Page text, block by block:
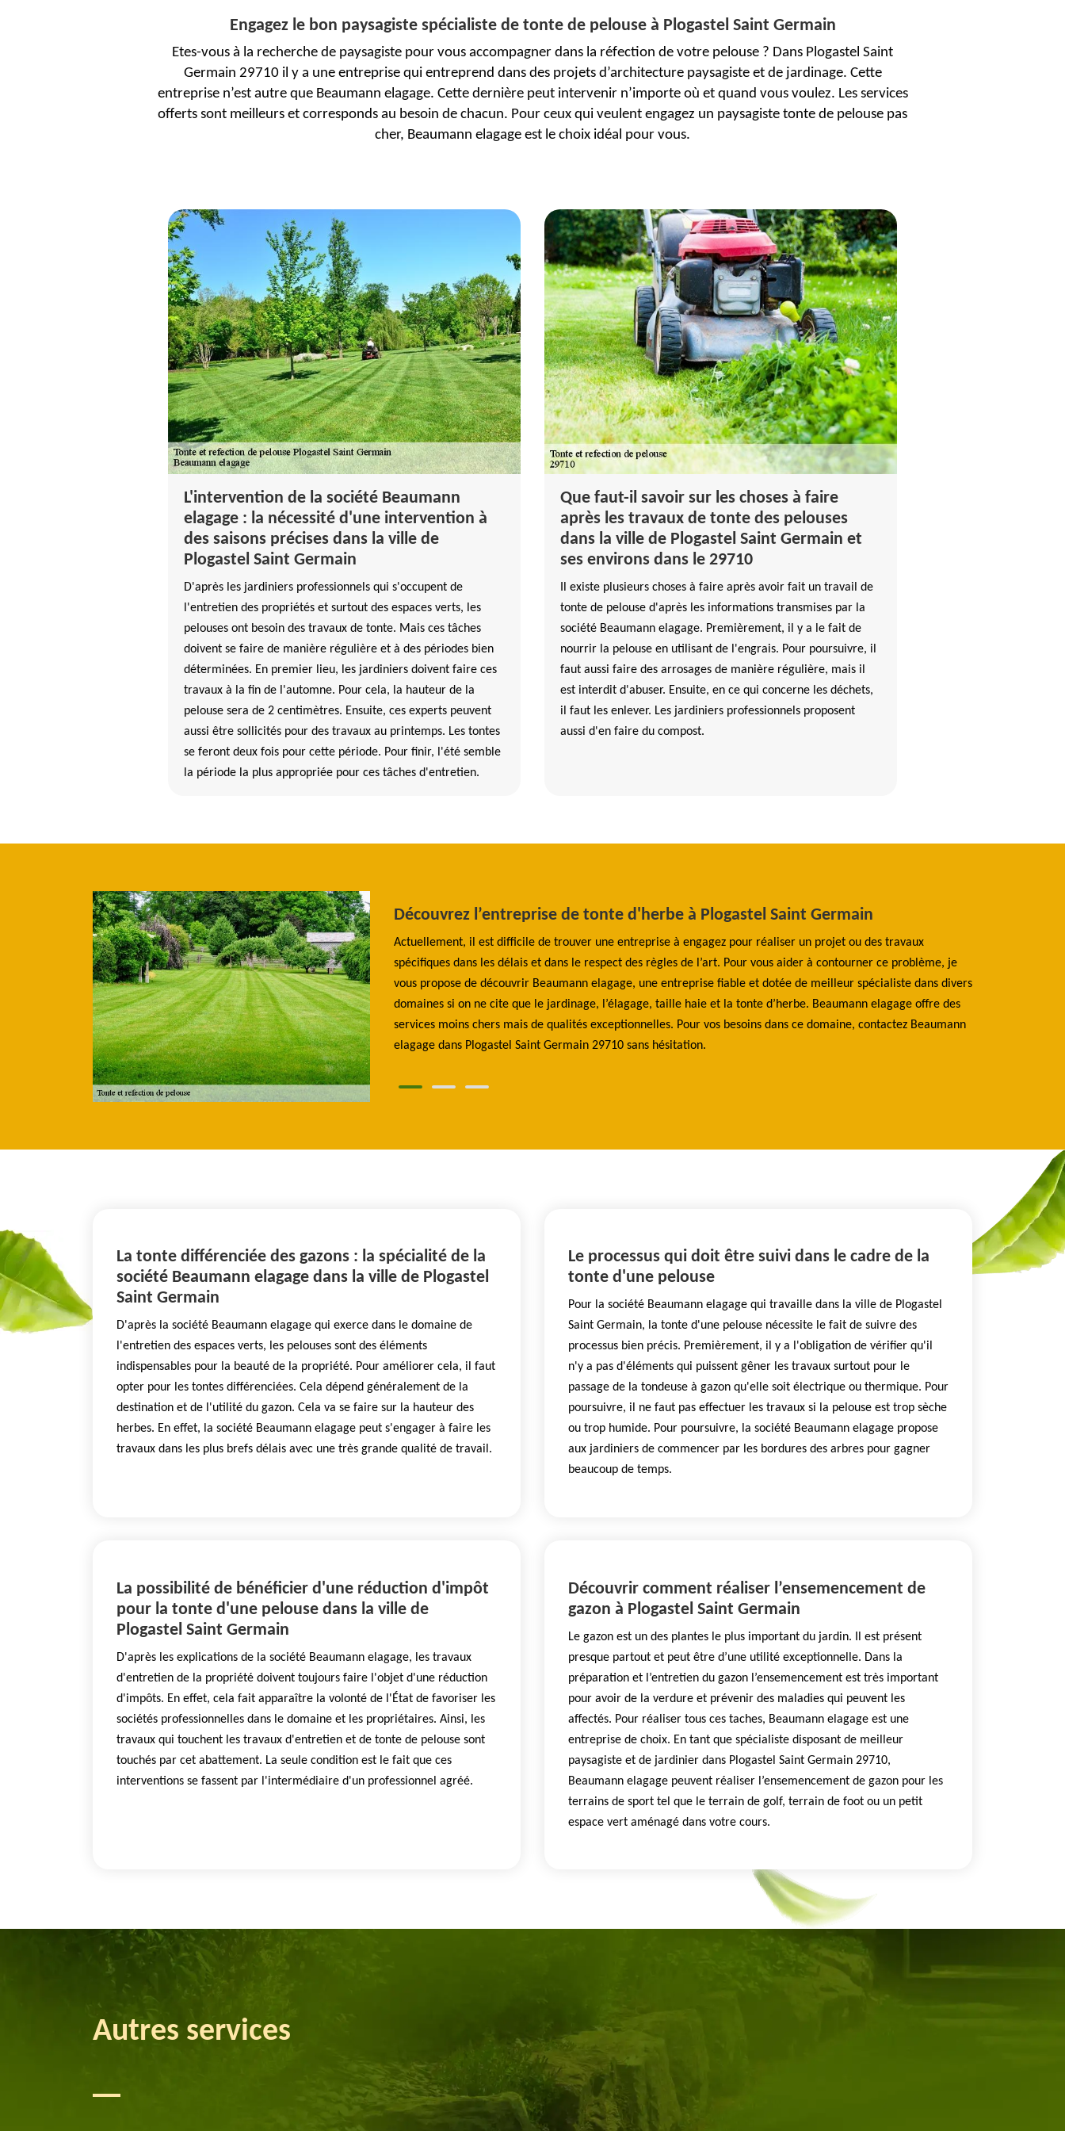
Engagez le bon paysagiste spécialiste de tonte de pelouse à Plogastel Saint Germain
Etes-vous à la recherche de paysagiste pour vous accompagner dans la réfection de votre pelouse ? Dans Plogastel Saint
Germain 29710 il y a une entreprise qui entreprend dans des projets d’architecture paysagiste et de jardinage. Cette
entreprise n’est autre que Beaumann elagage. Cette dernière peut intervenir n’importe où et quand vous voulez. Les services
offerts sont meilleurs et corresponds au besoin de chacun. Pour ceux qui veulent engagez un paysagiste tonte de pelouse pas
cher, Beaumann elagage est le choix idéal pour vous.
L'intervention de la société Beaumann
elagage : la nécessité d'une intervention à
des saisons précises dans la ville de
Plogastel Saint Germain
D'après les jardiniers professionnels qui s'occupent de
l'entretien des propriétés et surtout des espaces verts, les
pelouses ont besoin des travaux de tonte. Mais ces tâches
doivent se faire de manière régulière et à des périodes bien
déterminées. En premier lieu, les jardiniers doivent faire ces
travaux à la fin de l'automne. Pour cela, la hauteur de la
pelouse sera de 2 centimètres. Ensuite, ces experts peuvent
aussi être sollicités pour des travaux au printemps. Les tontes
se feront deux fois pour cette période. Pour finir, l'été semble
la période la plus appropriée pour ces tâches d'entretien.
Que faut-il savoir sur les choses à faire
après les travaux de tonte des pelouses
dans la ville de Plogastel Saint Germain et
ses environs dans le 29710
Il existe plusieurs choses à faire après avoir fait un travail de
tonte de pelouse d'après les informations transmises par la
société Beaumann elagage. Premièrement, il y a le fait de
nourrir la pelouse en utilisant de l'engrais. Pour poursuivre, il
faut aussi faire des arrosages de manière régulière, mais il
est interdit d'abuser. Ensuite, en ce qui concerne les déchets,
il faut les enlever. Les jardiniers professionnels proposent
aussi d'en faire du compost.
aident pendant les travaux de tonte des pelouses
Germain et ses environs dans le 29710
les professionnels pendant leurs interventions de tonte de pelouse
Premièrement, il faut enlever les différents déchets et les éléments qui
ou les jouets qui peuvent être laissés sur cette pelouse peuvent
Les projections peuvent aussi blesser les personnes qui se trouvent
par la bordure des massifs et des constructions dans le jardin.
Découvrez l’entreprise de tonte d'herbe à Plogastel Saint Germain
Actuellement, il est difficile de trouver une entreprise à engagez pour réaliser un projet ou des travaux
spécifiques dans les délais et dans le respect des règles de l’art. Pour vous aider à contourner ce problème, je
vous propose de découvrir Beaumann elagage, une entreprise fiable et dotée de meilleur spécialiste dans divers
domaines si on ne cite que le jardinage, l’élagage, taille haie et la tonte d’herbe. Beaumann elagage offre des
services moins chers mais de qualités exceptionnelles. Pour vos besoins dans ce domaine, contactez Beaumann
elagage dans Plogastel Saint Germain 29710 sans hésitation.
La tonte différenciée des gazons : la spécialité de la
société Beaumann elagage dans la ville de Plogastel
Saint Germain
D'après la société Beaumann elagage qui exerce dans le domaine de
l'entretien des espaces verts, les pelouses sont des éléments
indispensables pour la beauté de la propriété. Pour améliorer cela, il faut
opter pour les tontes différenciées. Cela dépend généralement de la
destination et de l'utilité du gazon. Cela va se faire sur la hauteur des
herbes. En effet, la société Beaumann elagage peut s'engager à faire les
travaux dans les plus brefs délais avec une très grande qualité de travail.
Le processus qui doit être suivi dans le cadre de la
tonte d'une pelouse
Pour la société Beaumann elagage qui travaille dans la ville de Plogastel
Saint Germain, la tonte d'une pelouse nécessite le fait de suivre des
processus bien précis. Premièrement, il y a l'obligation de vérifier qu'il
n'y a pas d'éléments qui puissent gêner les travaux surtout pour le
passage de la tondeuse à gazon qu'elle soit électrique ou thermique. Pour
poursuivre, il ne faut pas effectuer les travaux si la pelouse est trop sèche
ou trop humide. Pour poursuivre, la société Beaumann elagage propose
aux jardiniers de commencer par les bordures des arbres pour gagner
beaucoup de temps.
La possibilité de bénéficier d'une réduction d'impôt
pour la tonte d'une pelouse dans la ville de
Plogastel Saint Germain
D'après les explications de la société Beaumann elagage, les travaux
d'entretien de la propriété doivent toujours faire l'objet d'une réduction
d'impôts. En effet, cela fait apparaître la volonté de l'État de favoriser les
sociétés professionnelles dans le domaine et les propriétaires. Ainsi, les
travaux qui touchent les travaux d'entretien et de tonte de pelouse sont
touchés par cet abattement. La seule condition est le fait que ces
interventions se fassent par l'intermédiaire d'un professionnel agréé.
Découvrir comment réaliser l’ensemencement de
gazon à Plogastel Saint Germain
Le gazon est un des plantes le plus important du jardin. Il est présent
presque partout et peut être d’une utilité exceptionnelle. Dans la
préparation et l’entretien du gazon l’ensemencement est très important
pour avoir de la verdure et prévenir des maladies qui peuvent les
affectés. Pour réaliser tous ces taches, Beaumann elagage est une
entreprise de choix. En tant que spécialiste disposant de meilleur
paysagiste et de jardinier dans Plogastel Saint Germain 29710,
Beaumann elagage peuvent réaliser l’ensemencement de gazon pour les
terrains de sport tel que le terrain de golf, terrain de foot ou un petit
espace vert aménagé dans votre cours.
Autres services